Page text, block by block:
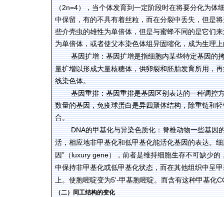
（2n=4），当个体发育到一定阶段时在将要分化为体
中保留，有的不具有着丝粒，而在分裂中丢失，但是
些介壳虫的雄性为单倍体，但是与蜜蜂不同的是它们
为单倍体，或者使父本染色体组异固缩化，成为生理
基因扩增：基因扩增是指细胞内某些特定基因的
量扩增以形成大量核糖体，供卵裂和胚胎发育所用，
线染色体。
基因重排：基因重排是基因区别表达的一种调控
数量的基因，免疫球蛋白是异四聚体结构，除重链和
合。
DNA的甲基化与异染色质化：脊椎动物一些基因
活，相应地非甲基化和低甲基化能活化基因的表达。
因”（luxury gene），前者是维持细胞生存不可缺少
中保持非甲基化或低甲基化状态，而在其他组织中呈
上。使胞嘧啶变为5'-甲基胞嘧啶。而含有这种甲基化
（二）同工结构的变化